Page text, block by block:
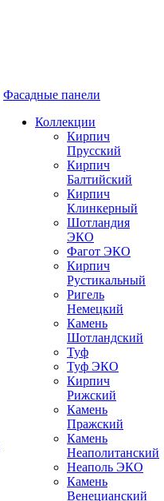
Фасадные панели
Коллекции
Кирпич
Прусский
Кирпич
Балтийский
Кирпич
Клинкерный
Шотландия
ЭКО
Фагот ЭКО
Кирпич
Рустикальный
Ригель
Немецкий
Камень
Шотландский
Туф
Туф ЭКО
Кирпич
Рижский
Камень
Пражский
Камень
Неаполитанский
Неаполь ЭКО
Камень
Венецианский